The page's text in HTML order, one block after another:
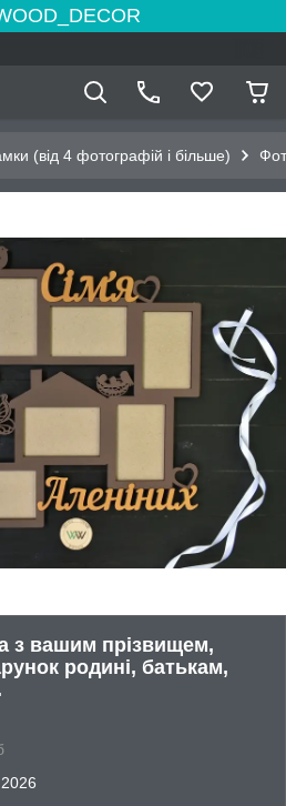
(від 4 фотографій і більше)
з вашим прізвищем,
родині, батькам,